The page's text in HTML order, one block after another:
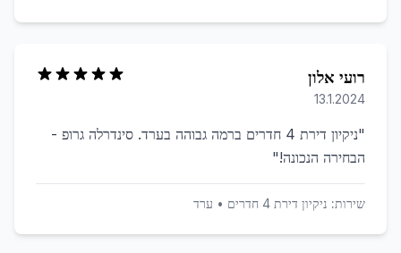
רועי אלון
13.1.2024
"
ניקיון דירת 4 חדרים ברמה גבוהה בערד. סינדרלה גרופ -
הבחירה הנכונה!"
שירות: ניקיון דירת 4 חדרים • ערד